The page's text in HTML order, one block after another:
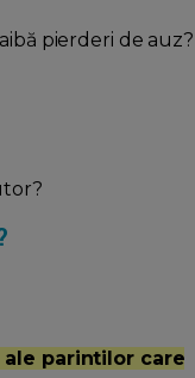
pierderi de auz?
parintilor care